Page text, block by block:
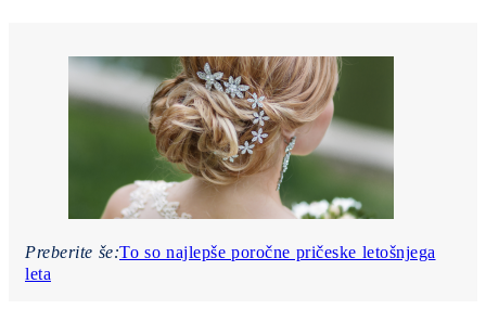
Preberite še:To so najlepše poročne pričeske letošnjega
leta